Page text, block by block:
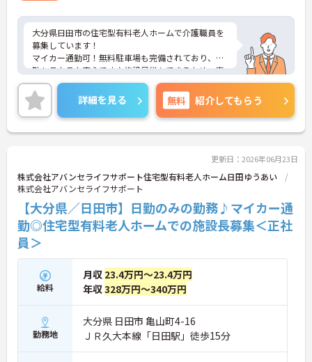
制度（リファラル）、インフルエンザ手当といった
細やかなサポートも充実しています。
大分県日田市の住宅型有料老人ホームで介護職員を
募集しています！
マイカー通勤可！無料駐車場も完備されており、通
勤もラクラク安心です♪施設見学もできるため、事
前に職場の雰囲気を知ることができます◎昇給・賞
与があり、頑張りを評価してくれるので仕事のモチ
ベーションにもつながります！
ご興味のある方は、面接のポイントをお伝えします
のでお気軽にご連絡ください！
詳細を見る 無料 紹介してもらう
更新日：2026年06月23日
株式会社アバンセライフサポート住宅型有料老人ホーム日田ゆうあい
株式会社アバンセライフサポート
【大分県／日田市】日勤のみの勤務♪マイカー通
勤◎住宅型有料老人ホームでの施設長募集＜正社
員＞
給料
月収 23.4万円～23.4万円
年収328万円～340万円
勤務地
大分県 日田市 亀山町4-16
ＪＲ久大本線「日田駅」徒歩15分